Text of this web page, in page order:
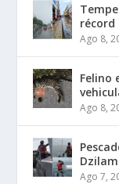
récord
Ago 8,
Felino
Ago 8,
Ago 7,